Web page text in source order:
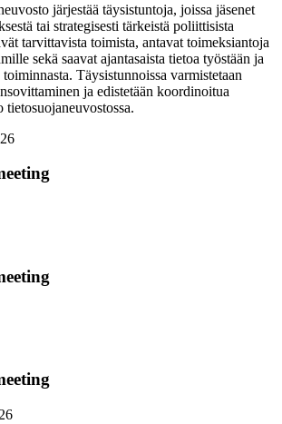
järjestää täysistuntoja, joissa jäsenet
tai strategisesti tärkeistä poliittisista
tarvittavista toimista, antavat toimeksiantoja
sekä saavat ajantasaista tietoa työstään ja
Täysistunnoissa varmistetaan
ja edistetään koordinoitua
tietosuojaneuvostossa.